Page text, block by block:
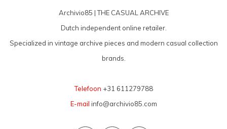
Archivio85 | THE CASUAL ARCHIVE
Dutch independent online retailer.
Specialized in vintage archive pieces and modern casual collection
brands.
Telefoon +31 611279788
E-mail info@archivio85.com